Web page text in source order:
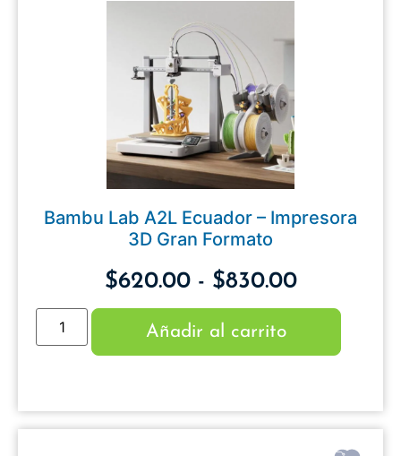
Bambu Lab A2L Ecuador – Impresora
3D Gran Formato
$620.00 - $830.00
Añadir al carrito